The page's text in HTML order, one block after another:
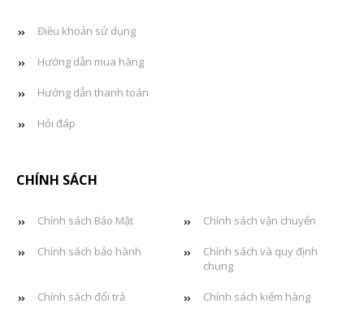
Điều khoản sử dụng
Hướng dẫn mua hàng
Hướng dẫn thanh toán
Hỏi đáp
CHÍNH SÁCH
Chính sách Bảo Mật Chính sách vận chuyển
Chính sách bảo hành
Chính sách và quy định
chung
Chính sách đổi trả Chính sách kiểm hàng